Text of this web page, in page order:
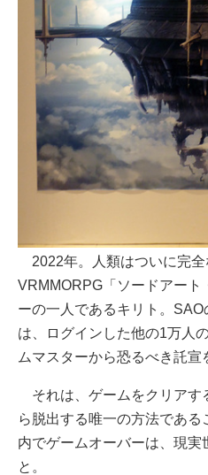
2022年。人類はついに完全
VRMMORPG「ソードアート
ーの一人であるキリト。
は、ログインした他の1万人
ムマスターから恐るべき託宣
それは、ゲームをクリアす
ら脱出する唯一の方法であ
内でゲームオーバーは、現実
と。